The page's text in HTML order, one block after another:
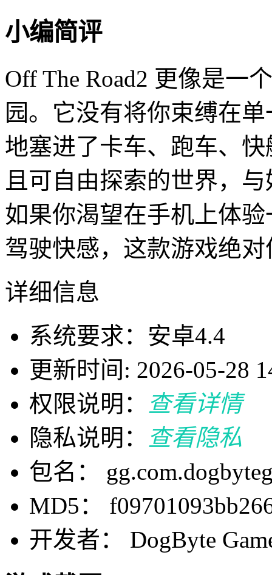
小编简评
Off The Road2 更像是一
园。它没有将你束缚在
地塞进了卡车、跑车、
且可自由探索的世界，
如果你渴望在手机上体
驾驶快感，这款游戏绝
详细信息
系统要求：安卓4.4
更新时间: 2026-05-28
权限说明：
查看详情
隐私说明：
查看隐私
包名：
MD5：
开发者： DogByte